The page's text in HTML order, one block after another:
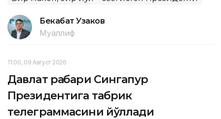
Бекабат Узаков
Муаллиф
11:00, 09 Август 2026
Давлат раҳбари Сингапур
Президентига табрик
телеграммасини йўллади